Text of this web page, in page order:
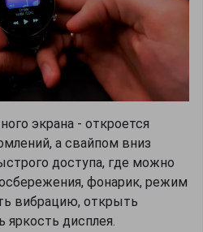
экрана - откроется
а свайпом вниз
доступа, где можно
фонарик, режим
вибрацию, открыть
яркость дисплея.